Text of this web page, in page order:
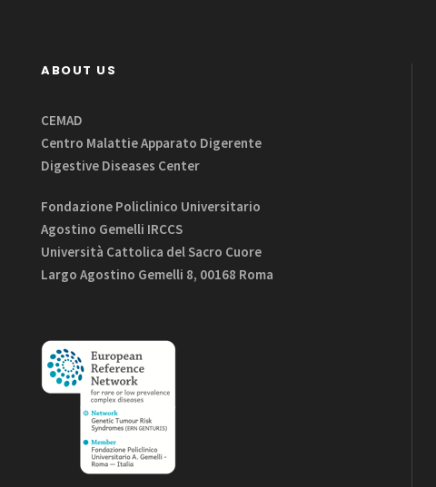
ABOUT US
CEMAD
Centro Malattie Apparato Digerente
Digestive Diseases Center
Fondazione Policlinico Universitario
Agostino Gemelli IRCCS
Università Cattolica del Sacro Cuore
Largo Agostino Gemelli 8, 00168 Roma